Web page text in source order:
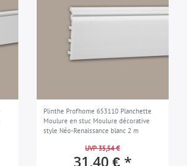
Plinthe Profhome 653110 Planchette
Moulure en stuc Moulure décorative
style Néo-Renaissance blanc 2 m
UVP 35,54 €
31,40 € *